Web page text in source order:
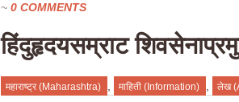
~ 0 COMMENTS
हिंदुहृदयसम्राट
महाराष्ट्र (Maharashtra) माहिती (Information) लेख